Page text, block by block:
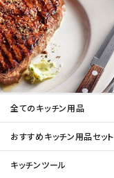
全てのキッチン用品
おすすめキッチン用品セット
キッチンツール